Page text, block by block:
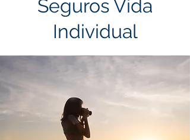
Seguros Vida
Individual